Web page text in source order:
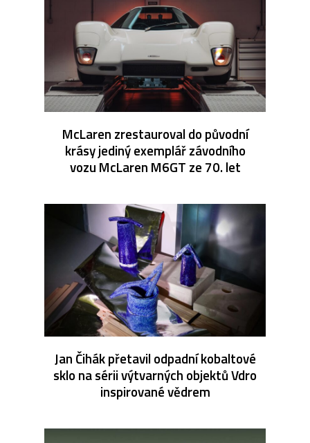
McLaren zrestauroval do původní
krásy jediný exemplář závodního
vozu McLaren M6GT ze 70. let
Jan Čihák přetavil odpadní kobaltové
sklo na sérii výtvarných objektů Vdro
inspirované vědrem